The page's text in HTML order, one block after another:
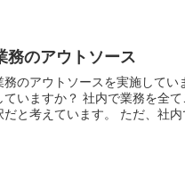
務のアウトソース
務のアウトソースを実施して
ていますか？ 社内で業務を全
だと考えています。 ただ、社